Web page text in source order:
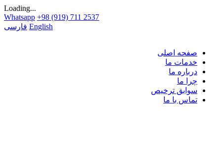
Loading...
Whatsapp +98 (919) 711 2537
فارسی English
صفحه اصلی
خدمات ما
درباره ما
چرا ما
سوابق ترخیص
تماس با ما